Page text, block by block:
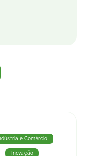
e Comércio
Inovação